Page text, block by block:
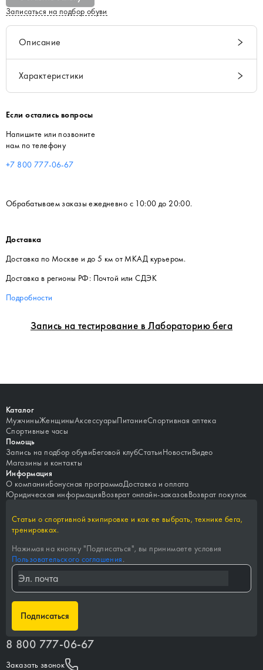
Запись на тестирование в Лабораторию бега
Записаться на подбор обуви
Описание
Характеристики
Если остались вопросы
Напишите или позвоните
нам по телефону
+7 800 777-06-67
Обрабатываем заказы ежедневно с 10:00 до 20:00.
Доставка
Доставка по Москве и до 5 км от МКАД курьером.
Доставка в регионы РФ: Почтой или СДЭК
Подробности
Каталог
МужчиныЖенщиныАксессуарыПитаниеСпортивная аптека
Спортивные часы
Помощь
Запись на подбор обувиБеговой клубСтатьиНовостиВидео
Магазины и контакты
Информация
О компанииБонусная программаДоставка и оплата
Юридическая информацияВозврат онлайн-заказовВозврат покупок
Статьи о спортивной экипировке и как ее выбрать, технике бега,
тренировках.
Нажимая на кнопку "Подписаться", вы принимаете условия
Пользовательского соглашения.
Подписаться
8 800 777-06-67
Заказать звонок